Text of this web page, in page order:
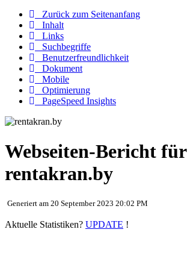
Zurück zum Seitenanfang
Inhalt
Links
Suchbegriffe
Benutzerfreundlichkeit
Dokument
Mobile
Optimierung
PageSpeed Insights
Webseiten-Bericht für
rentakran.by
Generiert am 20 September 2023 20:02 PM
Aktuelle Statistiken? UPDATE !